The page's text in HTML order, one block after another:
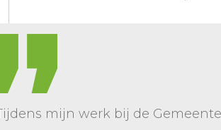
mijn werk bij de